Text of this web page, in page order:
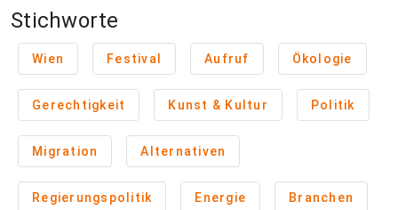
Stichworte
Wien Festival Aufruf Ökologie
Gerechtigkeit Kunst & Kultur Politik
Migration Alternativen
Regierungspolitik Energie Branchen